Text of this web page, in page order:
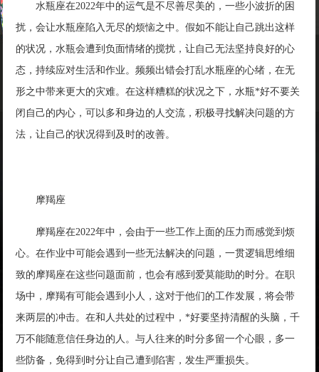
水瓶座在2022年中的运气是不尽善尽美的，一些小波折的困
扰，会让水瓶座陷入无尽的烦恼之中。假如不能让自己跳出这样
的状况，水瓶会遭到负面情绪的搅扰，让自己无法坚持良好的心
态，持续应对生活和作业。频频出错会打乱水瓶座的心绪，在无
形之中带来更大的灾难。在这样糟糕的状况之下，水瓶*好不要关
闭自己的内心，可以多和身边的人交流，积极寻找解决问题的方
法，让自己的状况得到及时的改善。
摩羯座
摩羯座在2022年中，会由于一些工作上面的压力而感觉到烦
心。在作业中可能会遇到一些无法解决的问题，一贯逻辑思维细
致的摩羯座在这些问题面前，也会有感到爱莫能助的时分。在职
场中，摩羯有可能会遇到小人，这对于他们的工作发展，将会带
来两层的冲击。在和人共处的过程中，*好要坚持清醒的头脑，千
万不能随意信任身边的人。与人往来的时分多留一个心眼，多一
些防备，免得到时分让自己遭到陷害，发生严重损失。